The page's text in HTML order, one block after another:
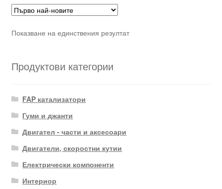
Показване на единствения резултат
Продуктови категории
FAP катализатори
Гуми и джанти
Двигател - части и аксесоари
Двигатели, скоростни кутии
Електрически компоненти
Интериор